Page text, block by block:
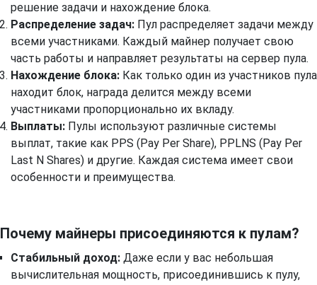
решение задачи и нахождение блока.
Распределение задач: Пул распределяет задачи между
всеми участниками. Каждый майнер получает свою
часть работы и направляет результаты на сервер пула.
Нахождение блока: Как только один из участников пула
находит блок, награда делится между всеми
участниками пропорционально их вкладу.
Выплаты: Пулы используют различные системы
выплат, такие как PPS (Pay Per Share), PPLNS (Pay Per
Last N Shares) и другие. Каждая система имеет свои
особенности и преимущества.
Почему майнеры присоединяются к пулам?
Стабильный доход: Даже если у вас небольшая
вычислительная мощность, присоединившись к пулу,